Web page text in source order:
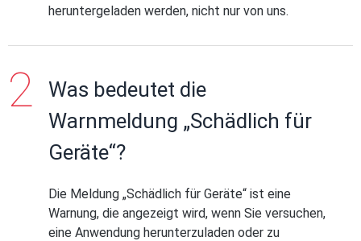
heruntergeladen werden, nicht nur von uns.
Was bedeutet die
Warnmeldung „Schädlich für
Geräte“?
Die Meldung „Schädlich für Geräte“ ist eine
Warnung, die angezeigt wird, wenn Sie versuchen,
eine Anwendung herunterzuladen oder zu